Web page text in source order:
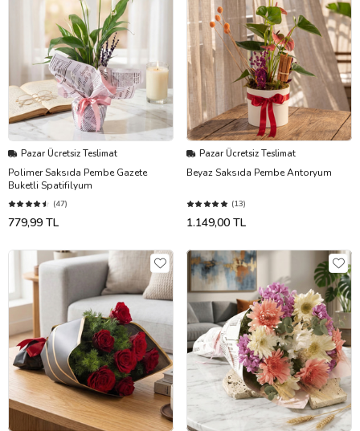
Pazar Ücretsiz Teslimat
Polimer Saksıda Pembe Gazete
Buketli Spatifilyum
(47)
779,99 TL
Pazar Ücretsiz Teslimat
Beyaz Saksıda Pembe Antoryum
(13)
1.149,00 TL